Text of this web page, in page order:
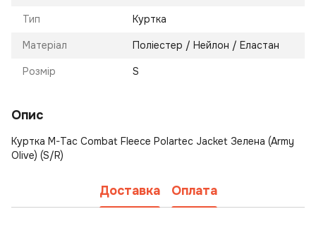
Тип Куртка
Матеріал Поліестер / Нейлон / Еластан
Розмір S
Опис
Куртка M-Tac Combat Fleece Polartec Jacket Зелена (Army
Olive) (S/R)
Доставка Оплата